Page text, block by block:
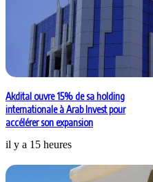
Akdital ouvre 15% de sa holding
internationale à Arab Invest pour
accélérer son expansion
il y a 15 heures